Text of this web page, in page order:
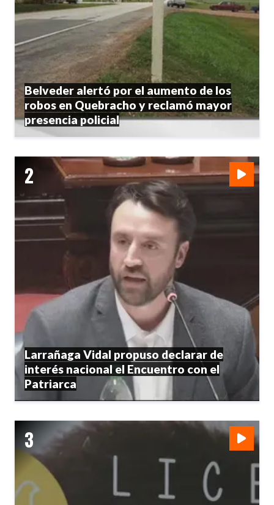
Belveder alertó por el aumento de los
robos en Quebracho y reclamó mayor
presencia policial
Larrañaga Vidal propuso declarar de
interés nacional el Encuentro con el
Patriarca